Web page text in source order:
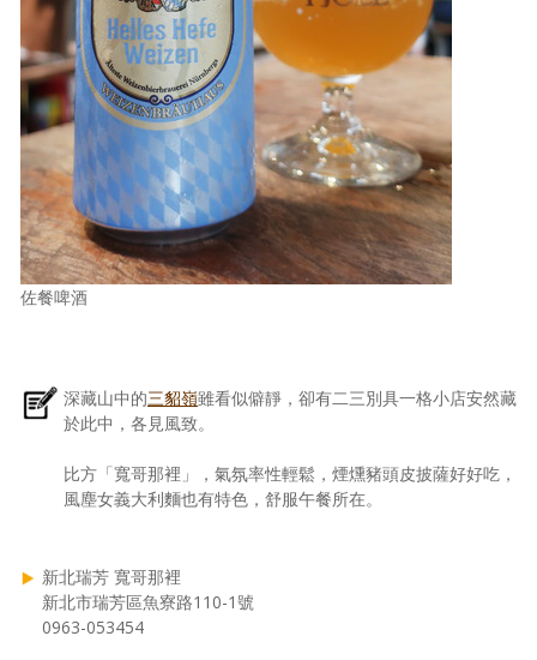
佐餐啤酒
深藏山中的三貂嶺雖看似僻靜，卻有二三別具一格小店安然藏
於此中，各見風致。
比方「寬哥那裡」，氣氛率性輕鬆，煙燻豬頭皮披薩好好吃，
風塵女義大利麵也有特色，舒服午餐所在。
新北瑞芳 寬哥那裡
新北市瑞芳區魚寮路110-1號
0963-053454